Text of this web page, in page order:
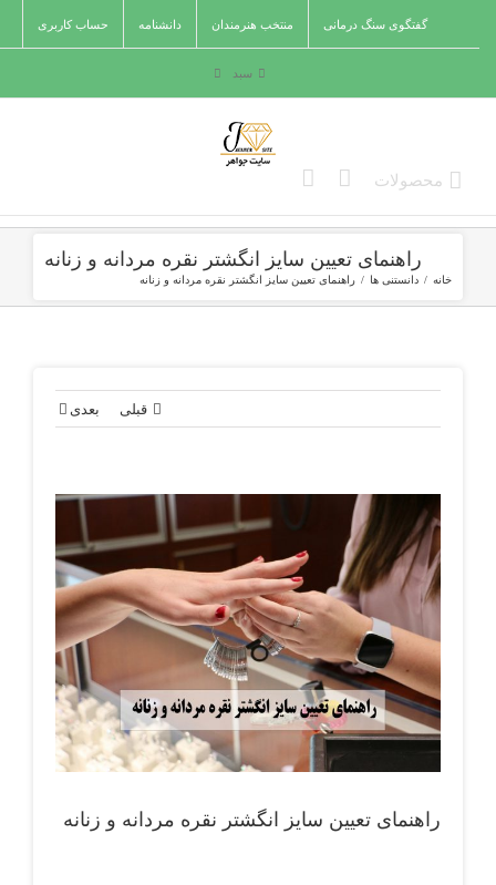
content
گفتگوی سنگ درمانی منتخب هنرمندان دانشنامه حساب کاربری
سبد
راهنمای تعیین سایز انگشتر نقره مردانه و زنانه
خانه / دانستنی ها / راهنمای تعیین سایز انگشتر نقره مردانه و زنانه
قبلی بعدی
Larger
Image
راهنمای تعیین سایز انگشتر نقره مردانه و زنانه